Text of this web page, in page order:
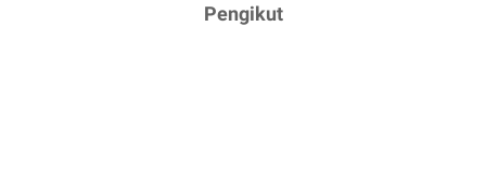
Pengikut